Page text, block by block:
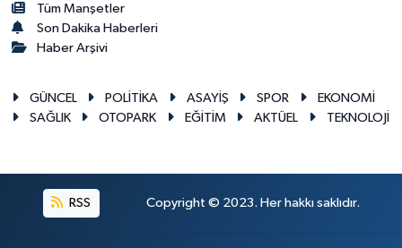
Tüm Manşetler
Son Dakika Haberleri
Haber Arşivi
GÜNCEL POLİTİKA ASAYİŞ SPOR
EKONOMİ
SAĞLIK
OTOPARK EĞİTİM AKTÜEL TEKNOLOJİ
RSS Copyright © 2023. Her hakkı saklıdır.